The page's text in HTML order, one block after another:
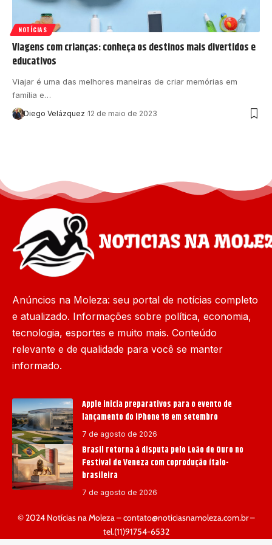
NOTÍCIAS
Viagens com crianças: conheça os destinos mais divertidos e
educativos
Viajar é uma das melhores maneiras de criar memórias em
família e…
Diego Velázquez 12 de maio de 2023
Anúncios na Moleza: seu portal de notícias completo
e atualizado. Informações sobre política, economia,
tecnologia, esportes e muito mais. Conteúdo
relevante e de qualidade para você se manter
informado.
Apple inicia preparativos para o evento de
lançamento do iPhone 18 em setembro
7 de agosto de 2026
Brasil retorna à disputa pelo Leão de Ouro no
Festival de Veneza com coprodução ítalo-
brasileira
7 de agosto de 2026
© 2024 Notícias na Moleza –contato@noticiasnamoleza.com.br–
tel.(11)91754-6532